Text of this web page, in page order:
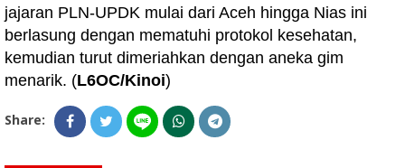
jajaran PLN-UPDK mulai dari Aceh hingga Nias ini
berlasung dengan mematuhi protokol kesehatan,
kemudian turut dimeriahkan dengan aneka gim
menarik. (L6OC/Kinoi)
Share: